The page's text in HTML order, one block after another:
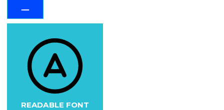
READABLE FONT